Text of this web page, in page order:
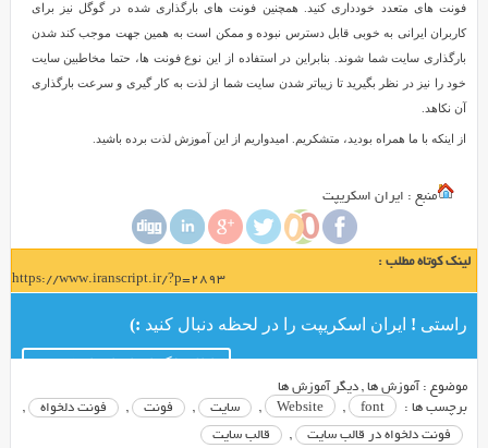
فونت های متعدد خودداری کنید. همچنین فونت های بارگذاری شده در گوگل نیز برای
کاربران ایرانی به خوبی قابل دسترس نبوده و ممکن است به همین جهت موجب کند شدن
بارگذاری سایت شما شوند. بنابراین در استفاده از این نوع فونت ها، حتما مخاطبین سایت
خود را نیز در نظر بگیرید تا زیباتر شدن سایت شما از لذت به کار گیری و سرعت بارگذاری
آن نکاهد.
از اینکه با ما همراه بودید، متشکریم. امیدواریم از این آموزش لذت برده باشید.
منبع : ایران اسکریپت
لینک کوتاه مطلب :
https://www.iranscript.ir/?p=2893
راستی ! ایران اسکریپت را در لحظه دنبال کنید :)
موضوع : آموزش ها ,دیگر آموزش ها
برچسب ها :
font
,
Website
, سایت , فونت , فونت دلخواه
,
فونت دلخواه در قالب سایت
, قالب سایت